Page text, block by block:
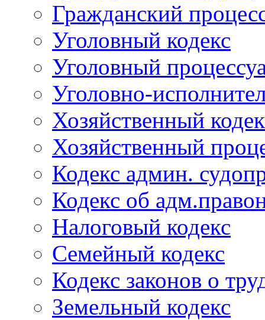
Гражданский
Уголовный кодекс
Уголовный
Уголовно-
Хозяйственный
Хозяйственный
Кодекс админ.
Кодекс об
Налоговый кодекс
Семейный кодекс
Кодекс законов о
Земельный кодекс